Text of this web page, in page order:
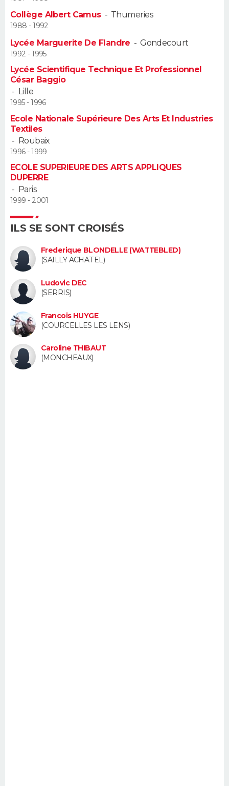
Alimentation
Guide de la santé
Maladies
Médicaments
Sommeil
VOYAGE
Destinations
City break
Voyage nature
Voyage de noces
Forum
Climat
+
PHOTO
GUIDES D'ACHAT
BONS PLANS
CARTE DE VOEUX
Carte de Noël
Carte Bonne année
Carte Saint-Valentin
Carte Pâques
Carte d'anniversaire
DICTIONNAIRE
Dictionnaire
Biographies
Citations
Expressions
Proverbes
PROGRAMME TV
COPAINS D'AVANT
AVIS DE DÉCÈS
Bricolage
Lifestyle
Culture
Sport
Auto
Television
Voyage
Cinema
Collège Albert Camus- Thumeries
1988 - 1992
Lycée Marguerite De Flandre -Gondecourt
1992 - 1995
Lycée Scientifique Technique Et Professionnel
César Baggio
- Lille
1995 - 1996
Ecole Nationale Supérieure Des Arts Et Industries
Textiles
- Roubaix
1996 - 1999
ECOLE SUPERIEURE DES ARTS APPLIQUES
DUPERRE
- Paris
1999 - 2001
ILS SE SONT CROISÉS
Frederique BLONDELLE (WATTEBLED)
(SAILLY ACHATEL)
Ludovic DEC
(SERRIS)
Francois HUYGE
(COURCELLES LES LENS)
Caroline THIBAUT
(MONCHEAUX)